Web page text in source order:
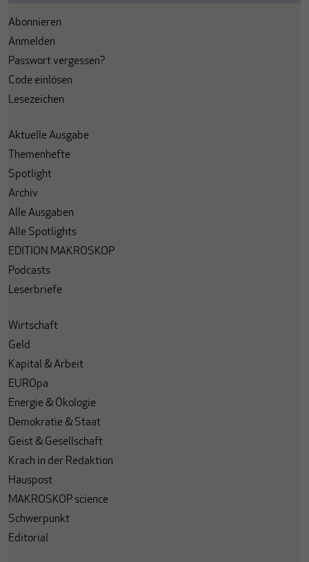
Abonnieren
Anmelden
Passwort vergessen?
Code einlösen
Lesezeichen
Aktuelle Ausgabe
Themenhefte
Spotlight
Archiv
Alle Ausgaben
Alle Spotlights
EDITION MAKROSKOP
Podcasts
Leserbriefe
Wirtschaft
Geld
Kapital & Arbeit
EUROpa
Energie & Ökologie
Demokratie & Staat
Geist & Gesellschaft
Krach in der Redaktion
Hauspost
MAKROSKOP science
Schwerpunkt
Editorial